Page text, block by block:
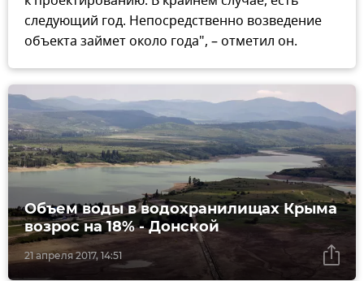
следующий год. Непосредственно возведение
объекта займет около года", – отметил он.
21 апреля 2017, 14:51
Объем воды в водохранилищах Крыма
возрос на 18% - Донской